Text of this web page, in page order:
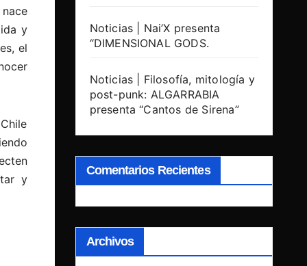
y
, el
y
Noticias | Nai’X presenta
“DIMENSIONAL GODS.
Noticias | Filosofía, mitología y
post-punk: ALGARRABIA
presenta “Cantos de Sirena”
Comentarios Recientes
Archivos